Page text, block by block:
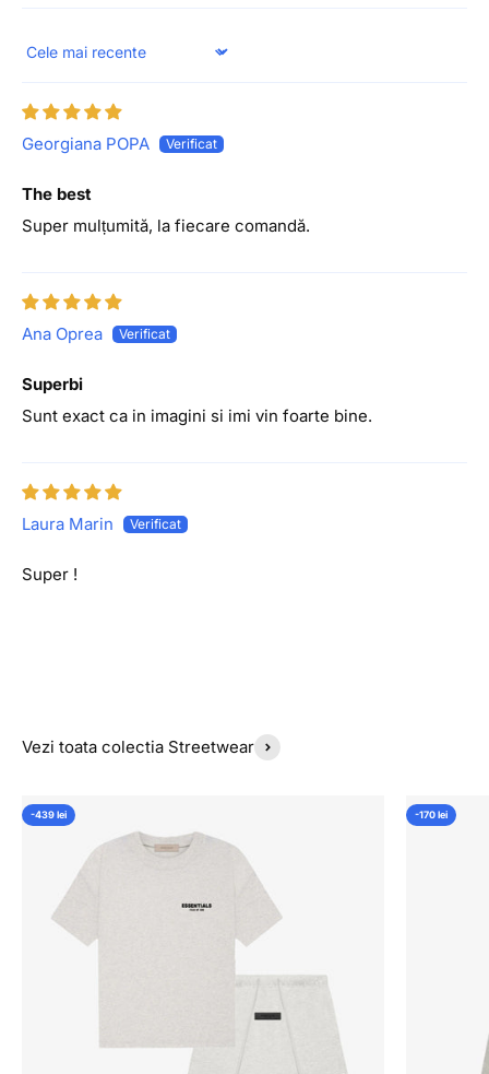
Sort by
Georgiana POPA
The best
Super mulțumită, la fiecare comandă.
Ana Oprea
Superbi
Sunt exact ca in imagini si imi vin foarte bine.
Laura Marin
Super !
Vezi toata colectia Streetwear
-439 lei -170 lei